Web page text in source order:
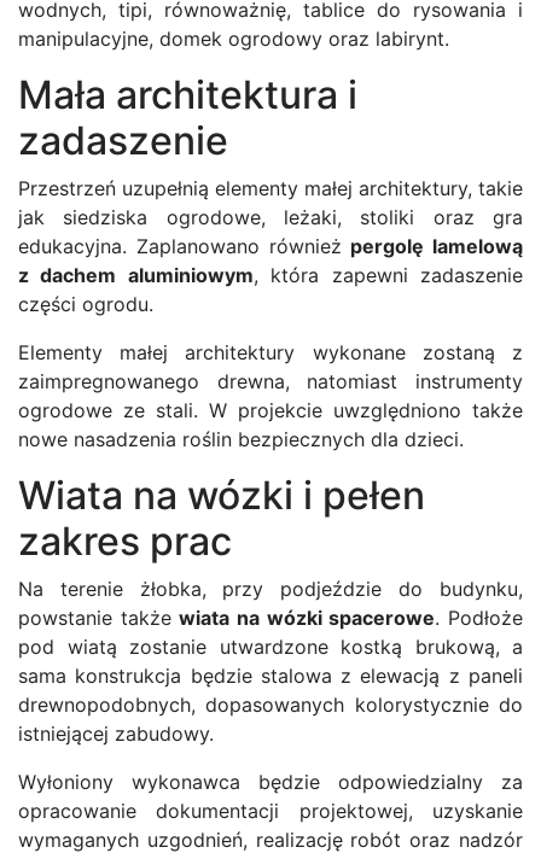
wodnych, tipi, równoważnię, tablice do rysowania i
manipulacyjne, domek ogrodowy oraz labirynt.
Mała architektura i
zadaszenie
Przestrzeń uzupełnią elementy małej architektury, takie
jak siedziska ogrodowe, leżaki, stoliki oraz gra
edukacyjna. Zaplanowano również pergolę lamelową
z dachem aluminiowym, która zapewni zadaszenie
części ogrodu.
Elementy małej architektury wykonane zostaną z
zaimpregnowanego drewna, natomiast instrumenty
ogrodowe ze stali. W projekcie uwzględniono także
nowe nasadzenia roślin bezpiecznych dla dzieci.
Wiata na wózki i pełen
zakres prac
Na terenie żłobka, przy podjeździe do budynku,
powstanie takżewiata na wózki spacerowe. Podłoże
pod wiatą zostanie utwardzone kostką brukową, a
sama konstrukcja będzie stalowa z elewacją z paneli
drewnopodobnych, dopasowanych kolorystycznie do
istniejącej zabudowy.
Wyłoniony wykonawca będzie odpowiedzialny za
opracowanie dokumentacji projektowej, uzyskanie
wymaganych uzgodnień, realizację robót oraz nadzór